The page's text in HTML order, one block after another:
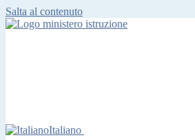
Salta al contenuto
Italiano